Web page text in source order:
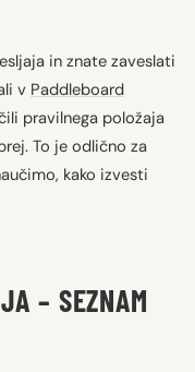
in znate zaveslati
v Paddleboard
pravilnega položaja
To je odlično za
kako izvesti
– SEZNAM